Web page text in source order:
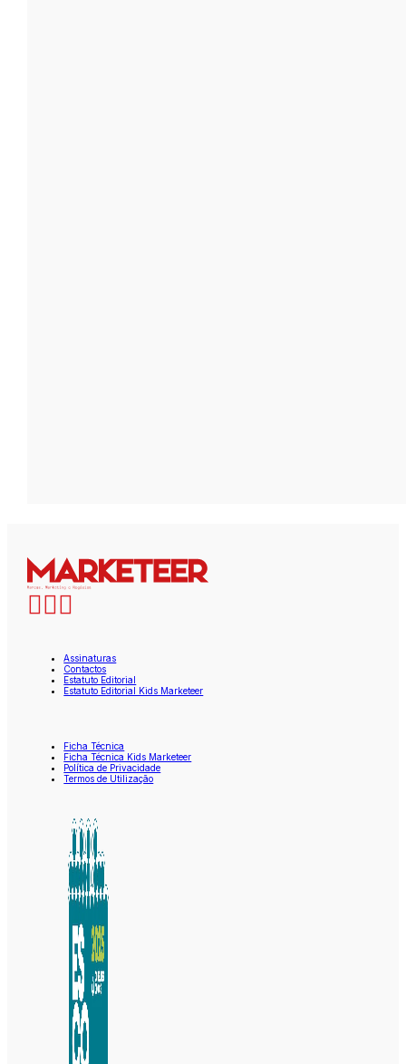
Assinaturas
Contactos
Estatuto Editorial
Estatuto Editorial Kids Marketeer
Ficha Técnica
Ficha Técnica Kids Marketeer
Política de Privacidade
Termos de Utilização